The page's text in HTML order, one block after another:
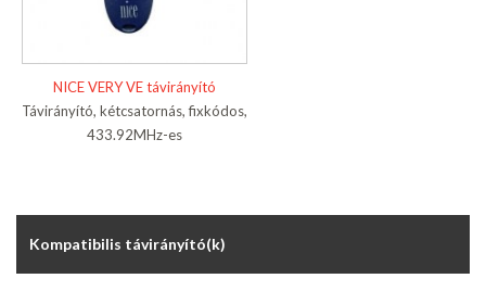
NICE VERY VE távirányító
Távirányító, kétcsatornás, fixkódos,
433.92MHz-es
Kompatibilis távirányító(k)